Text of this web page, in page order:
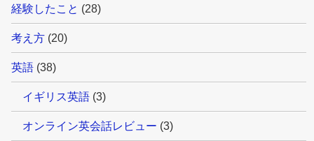
経験したこと (28)
考え方 (20)
英語 (38)
イギリス英語 (3)
オンライン英会話レビュー (3)